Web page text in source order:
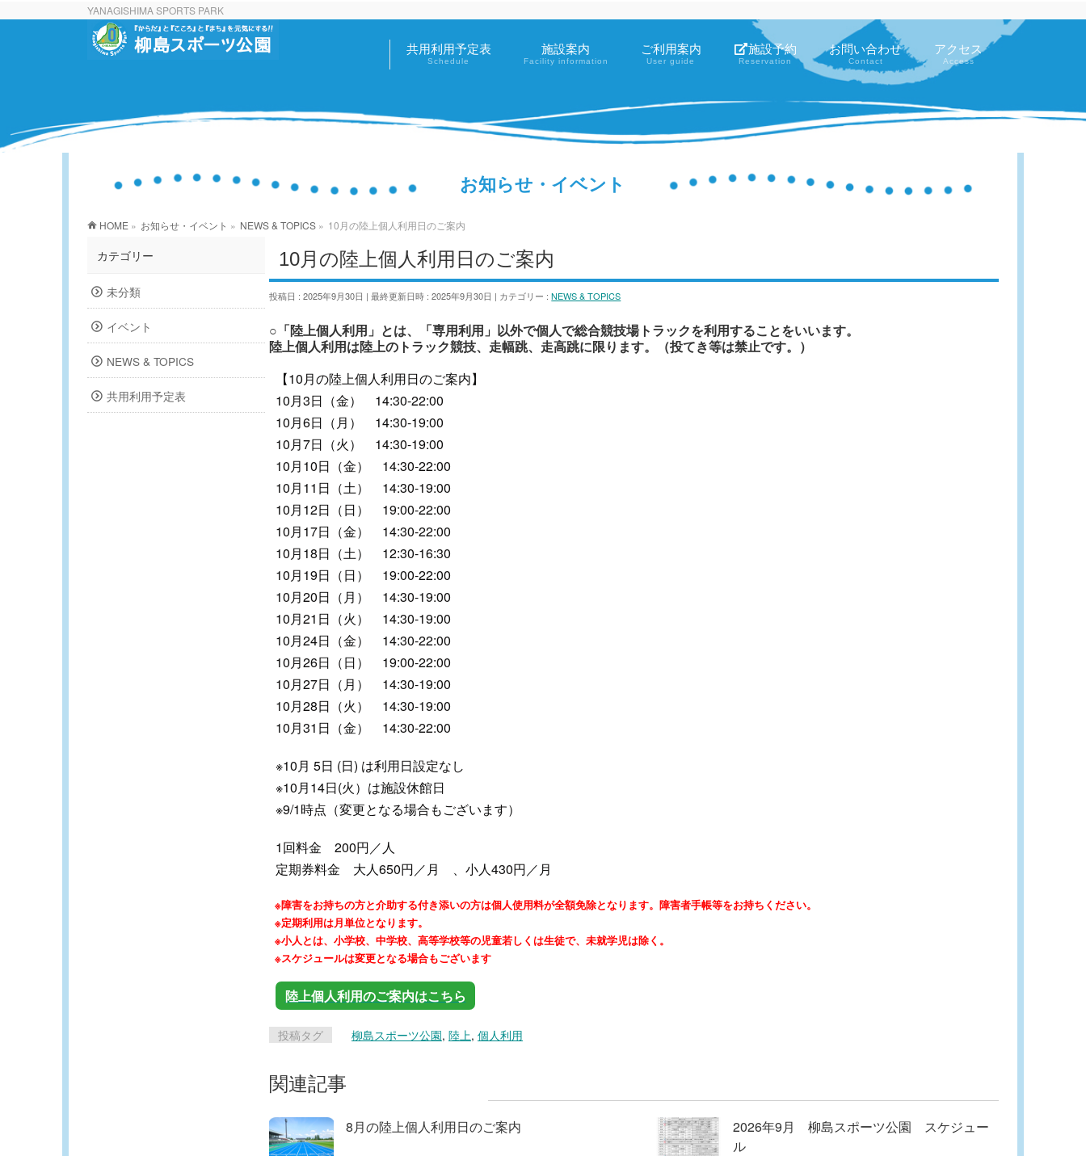
YANAGISHIMA SPORTS PARK
共用利用予定表
Schedule
施設案内
Facility information
ご利用案内
User guide
施設予約
Reservation
お問い合わせ
Contact
アクセス
Access
お知らせ・イベント
HOME » お知らせ・イベント » NEWS & TOPICS» 10月の陸上個人利用日のご案内
10月の陸上個人利用日のご案内
投稿日 : 2025年9月30日 最終更新日時 : 2025年9月30日 カテゴリー :NEWS & TOPICS
○「陸上個人利用」とは、「専用利用」以外で個人で総合競技場トラックを利用することをいいます。
陸上個人利用は陸上のトラック競技、走幅跳、走高跳に限ります。（投てき等は禁止です。）
【10月の陸上個人利用日のご案内】
10月3日（金） 14:30-22:00
10月6日（月） 14:30-19:00
10月7日（火） 14:30-19:00
10月10日（金） 14:30-22:00
10月11日（土） 14:30-19:00
10月12日（日） 19:00-22:00
10月17日（金） 14:30-22:00
10月18日（土） 12:30-16:30
10月19日（日） 19:00-22:00
10月20日（月） 14:30-19:00
10月21日（火） 14:30-19:00
10月24日（金） 14:30-22:00
10月26日（日） 19:00-22:00
10月27日（月） 14:30-19:00
10月28日（火） 14:30-19:00
10月31日（金） 14:30-22:00
※10月 5日 (日) は利用日設定なし
※10月14日(火）は施設休館日
※9/1時点（変更となる場合もございます）
1回料金 200円／人
定期券料金 大人650円／月 、小人430円／月
※障害をお持ちの方と介助する付き添いの方は個人使用料が全額免除となります。障害者手帳等をお持ちください。
※定期利用は月単位となります。
※小人とは、小学校、中学校、高等学校等の児童若しくは生徒で、未就学児は除く。
※スケジュールは変更となる場合もございます
陸上個人利用のご案内はこちら
投稿タグ 柳島スポーツ公園,陸上,個人利用
関連記事
8月の陸上個人利用日のご案内
2026年9月 柳島スポーツ公園 スケジュー
ル
カテゴリー
未分類
イベント
NEWS & TOPICS
共用利用予定表